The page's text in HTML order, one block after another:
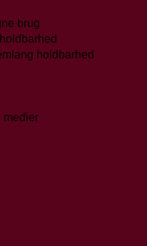
brug
holdbarhed
medier